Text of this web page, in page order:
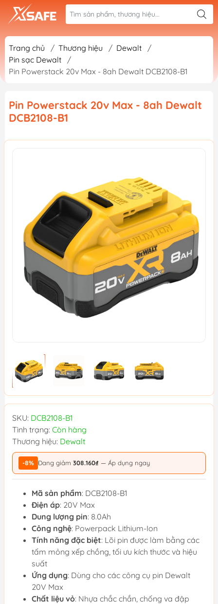
Trang chủ / Thương hiệu / Dewalt
/
Pin sạc Dewalt
/
Pin Powerstack 20v Max - 8ah Dewalt DCB2108-B1
Pin Powerstack 20v Max - 8ah Dewalt
DCB2108-B1
SKU: DCB2108-B1
Tình trạng: Còn hàng
Thương hiệu: Dewalt
-8% Đang giảm 308.160₫ — Áp dụng ngay
Mã sản phẩm: DCB2108-B1
Điện áp: 20V Max
Dung lượng pin: 8.0Ah
Công nghệ: Powerpack Lithium-Ion
Tính năng đặc biệt: Lõi pin được làm bằng các
tấm mỏng xếp chồng, tối ưu kích thước và hiệu
suất
Ứng dụng: Dùng cho các công cụ pin Dewalt
20V Max
Chất liệu vỏ: Nhựa chắc chắn, chống va đập